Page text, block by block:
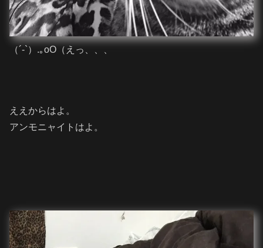
（´-`）.｡oO（えっ、、、
ええからはよ。
アンモニャイトはよ。